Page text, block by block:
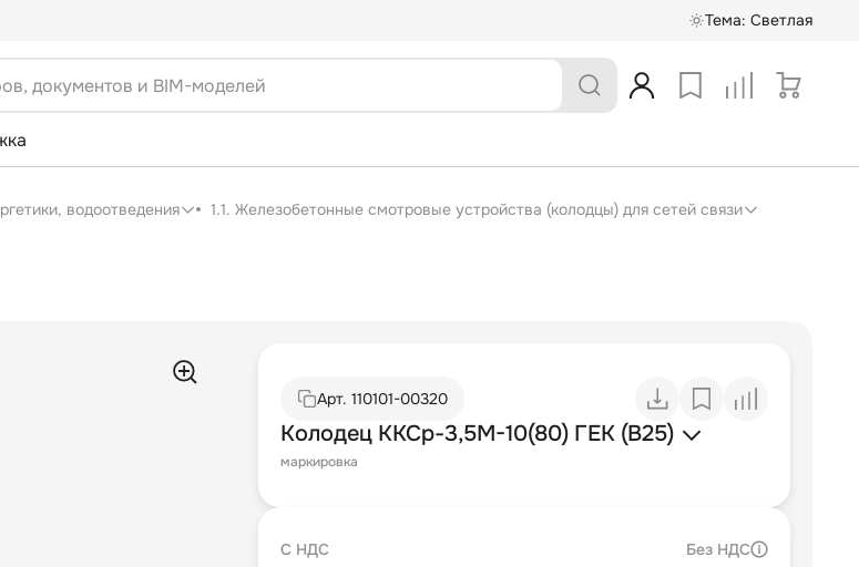
Тема: Светлая
водоотведения
1.1. Железобетонные смотровые устройства (колодцы) для сетей связи
Арт. 110101-00320
Колодец ККСр-3,5М-10(80) ГЕК (B25)
маркировка
С НДС Без НДС